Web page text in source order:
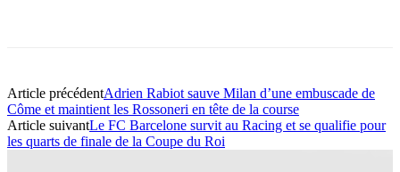
Article précédentAdrien Rabiot sauve Milan d’une embuscade de
Côme et maintient les Rossoneri en tête de la course
Article suivantLe FC Barcelone survit au Racing et se qualifie pour
les quarts de finale de la Coupe du Roi